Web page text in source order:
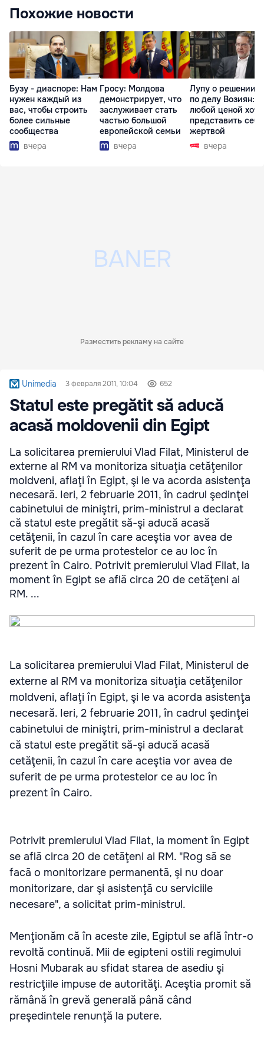
Похожие новости
Бузу - диаспоре: Нам
нужен каждый из
вас, чтобы строить
более сильные
сообщества
вчера
Гросу: Молдова
демонстрирует, что
заслуживает стать
частью большой
европейской семьи
вчера
Лупу о решении
по делу Возиян:
любой ценой
представить себя
жертвой
вчера
Разместить рекламу на сайте
Unimedia 3 февраля 2011, 10:04 652
Statul este pregătit să aducă
acasă moldovenii din Egipt
La solicitarea premierului Vlad Filat, Ministerul de
externe al RM va monitoriza situaţia cetăţenilor
moldveni, aflaţi în Egipt, şi le va acorda asistenţa
necesară. Ieri, 2 februarie 2011, în cadrul şedinţei
cabinetului de miniştri, prim-ministrul a declarat
că statul este pregătit să-şi aducă acasă
cetăţenii, în cazul în care aceştia vor avea de
suferit de pe urma protestelor ce au loc în
prezent în Cairo. Potrivit premierului Vlad Filat, la
moment în Egipt se află circa 20 de cetăţeni ai
RM. ...
La solicitarea premierului Vlad Filat, Ministerul de
externe al RM va monitoriza situaţia cetăţenilor
moldveni, aflaţi în Egipt, şi le va acorda asistenţa
necesară. Ieri, 2 februarie 2011, în cadrul şedinţei
cabinetului de miniştri, prim-ministrul a declarat
că statul este pregătit să-şi aducă acasă
cetăţenii, în cazul în care aceştia vor avea de
suferit de pe urma protestelor ce au loc în
prezent în Cairo.
Potrivit premierului Vlad Filat, la moment în Egipt
se află circa 20 de cetăţeni ai RM. "Rog să se
facă o monitorizare permanentă, şi nu doar
monitorizare, dar şi asistenţă cu serviciile
necesare", a solicitat prim-ministrul.
Menţionăm că în aceste zile, Egiptul se află într-o
revoltă continuă. Mii de egipteni ostili regimului
Hosni Mubarak au sfidat starea de asediu şi
restricţiile impuse de autorităţi. Aceştia promit să
rămână în grevă generală până când
preşedintele renunţă la putere.